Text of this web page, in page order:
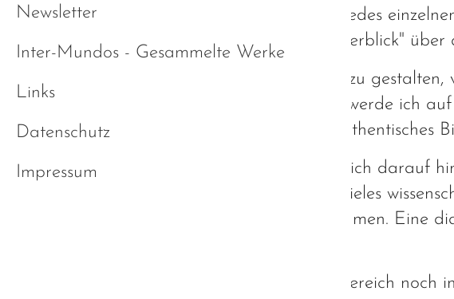
und die individuellen Eigenschaften jedes
Seiten einen "detaillierten groben Überblick"
Um das Thema etwas anschaulicher zu
Zwischenstationen dieses Leitfadens werde ich
wichtig sind, um ein grobes - aber authentisches
Ich möchte an dieser Stelle ausdrücklich darauf
Erfahrung entsprechen. Auch wenn vieles
Ausführungen keine Gewähr übernehmen. Eine
Bitte beachten Sie, dass sich dieser Bereich
Newsletter
Inter-Mundos - Gesammelte Werke
Links
Datenschutz
Impressum